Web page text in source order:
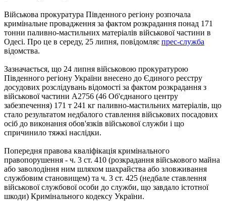
Військова прокуратура Південного регіону розпочала
кримінальне провадження за фактом розкрадання понад 171
тонни паливно-мастильних матеріалів військової частини в
Одесі. Про це в середу, 25 липня, повідомляє прес-служба
відомства.
Зазначається, що 24 липня військовою прокуратурою
Південного регіону України внесено до Єдиного реєстру
досудових розслідувань відомості за фактом розкрадання з
військової частини А2756 (46 Об'єднаного центру
забезпечення) 171 т 241 кг паливно-мастильних матеріалів, що
стало результатом недбалого ставлення військових посадових
осіб до виконання обов'язків військової служби і що
спричинило тяжкі наслідки.
Попередня правова кваліфікація кримінального
правопорушення - ч. 3 ст. 410 (розкрадання військового майна
або заволодіння ним шляхом шахрайства або зловживання
службовим становищем) та ч. 3 ст. 425 (недбале ставлення
військової службової особи до служби, що завдало істотної
шкоди) Кримінального кодексу України.